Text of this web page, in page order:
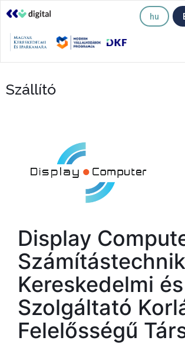
hu
Szállító
Display
Kereskedelmi és
Szolgáltató
Felelősségű